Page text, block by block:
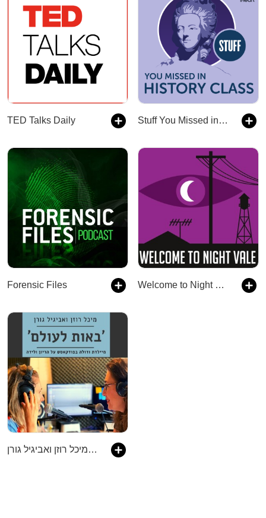
TED Talks Daily Stuff You Missed in History Class
Forensic Files Welcome to Night Vale
באות לעולם - מיכל רוזן ואביגיל גורן